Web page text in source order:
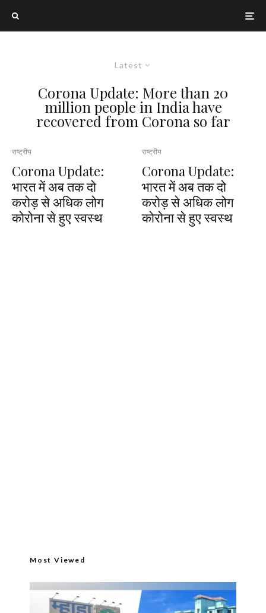
Latest
Corona Update: More than 20
million people in India have
recovered from Corona so far
राष्ट्रीय
Corona Update:
भारत में अब तक दो
करोड़ से अधिक लोग
कोरोना से हुए स्वस्थ
राष्ट्रीय
Corona Update:
भारत में अब तक दो
करोड़ से अधिक लोग
कोरोना से हुए स्वस्थ
Most Viewed